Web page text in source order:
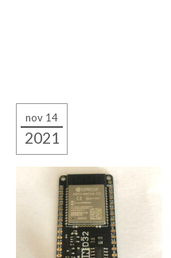
nov 14
2021